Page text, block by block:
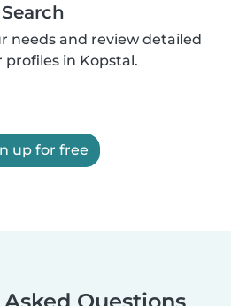
Search
needs and review detailed
in Kopstal.
up for free